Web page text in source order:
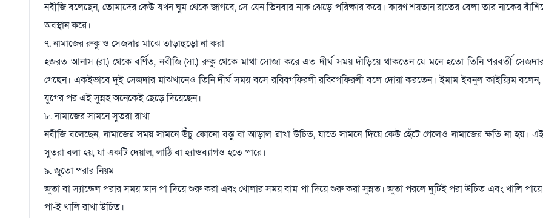
নবীজি বলেছেন, তোমাদের কেউ যখন ঘুম থেকে জাগবে, সে যেন তিনবার নাক ঝেড়ে পরিষ্কার করে। কারণ শয়তান রাতের বেলা তার নাকের
অবস্থান করে।
৭. নামাজের রুকু ও সেজদার মাঝে তাড়াহুড়ো না করা
হজরত আনাস (রা.) থেকে বর্ণিত, নবীজি (সা.) রুকু থেকে মাথা সোজা করে এত দীর্ঘ সময় দাঁড়িয়ে থাকতেন যে মনে হতো তিনি পরবর্তী
গেছেন। একইভাবে দুই সেজদার মাঝখানেও তিনি দীর্ঘ সময় বসে রব্বিগফিরলী রব্বিগফিরলী বলে দোয়া করতেন। ইমাম ইবনুল কাইয়্যিম বলেন,
যুগের পর এই সুন্নহ অনেকেই ছেড়ে দিয়েছেন।
৮. নামাজের সামনে সুতরা রাখা
নবীজি বলেছেন, নামাজের সময় সামনে উঁচু কোনো বস্তু বা আড়াল রাখা উচিত, যাতে সামনে দিয়ে কেউ হেঁটে গেলেও নামাজের ক্ষতি না হয়।
সুতরা বলা হয়, যা একটি দেয়াল, লাঠি বা হ্যান্ডব্যাগও হতে পারে।
৯. জুতো পরার নিয়ম
জুতা বা স্যান্ডেল পরার সময় ডান পা দিয়ে শুরু করা এবং খোলার সময় বাম পা দিয়ে শুরু করা সুন্নত। জুতা পরলে দুটিই পরা উচিত এবং খালি পায়ে
পা-ই খালি রাখা উচিত।